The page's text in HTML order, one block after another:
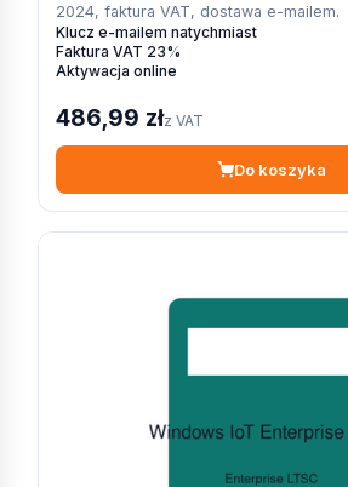
2024, faktura VAT, dostawa e-mailem.
Klucz e-mailem natychmiast
Faktura VAT 23%
Aktywacja online
486,99 złz VAT
Do koszyka